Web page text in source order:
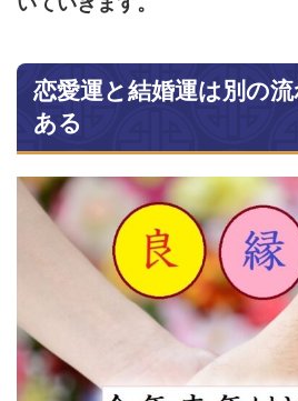
恋愛運と結婚運は別の
ある